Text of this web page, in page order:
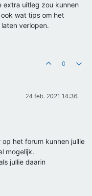
extra uitleg zou kunnen
wat tips om het
verlopen.
0
24 feb. 2021 14:36
op het forum kunnen jullie
mogelijk.
jullie daarin